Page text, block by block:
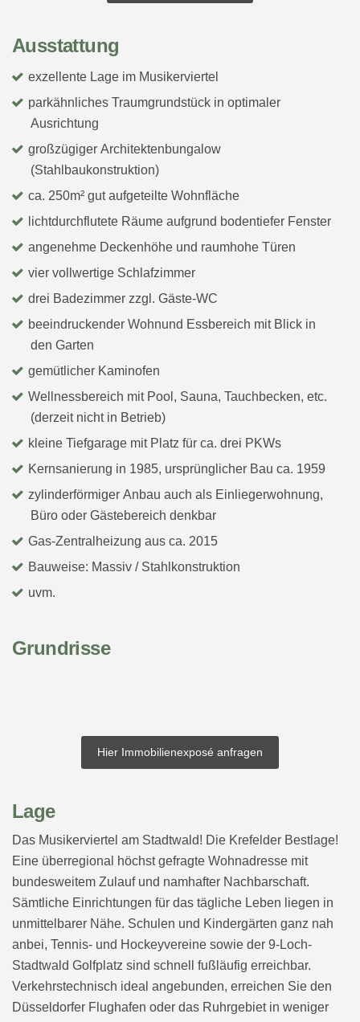
Ausstattung
exzellente Lage im Musikerviertel
parkähnliches Traumgrundstück in optimaler
Ausrichtung
großzügiger Architektenbungalow
(Stahlbaukonstruktion)
ca. 250m² gut aufgeteilte Wohnfläche
lichtdurchflutete Räume aufgrund bodentiefer Fenster
angenehme Deckenhöhe und raumhohe Türen
vier vollwertige Schlafzimmer
drei Badezimmer zzgl. Gäste-WC
beeindruckender Wohnund Essbereich mit Blick in
den Garten
gemütlicher Kaminofen
Wellnessbereich mit Pool, Sauna, Tauchbecken, etc.
(derzeit nicht in Betrieb)
kleine Tiefgarage mit Platz für ca. drei PKWs
Kernsanierung in 1985, ursprünglicher Bau ca. 1959
zylinderförmiger Anbau auch als Einliegerwohnung,
Büro oder Gästebereich denkbar
Gas-Zentralheizung aus ca. 2015
Bauweise: Massiv / Stahlkonstruktion
uvm.
Grundrisse
Hier Immobilienexposé anfragen
Lage
Das Musikerviertel am Stadtwald! Die Krefelder Bestlage!
Eine überregional höchst gefragte Wohnadresse mit
bundesweitem Zulauf und namhafter Nachbarschaft.
Sämtliche Einrichtungen für das tägliche Leben liegen in
unmittelbarer Nähe. Schulen und Kindergärten ganz nah
anbei, Tennis- und Hockeyvereine sowie der 9-Loch-
Stadtwald Golfplatz sind schnell fußläufig erreichbar.
Verkehrstechnisch ideal angebunden, erreichen Sie den
Düsseldorfer Flughafen oder das Ruhrgebiet in weniger